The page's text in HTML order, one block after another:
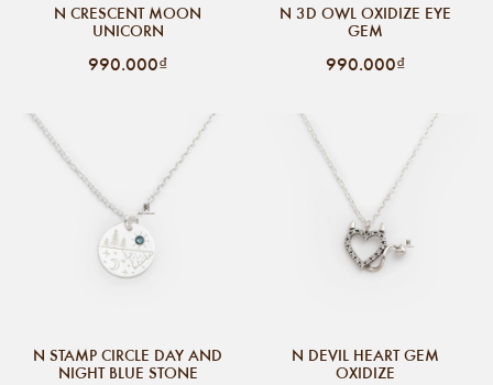
N CRESCENT MOON
UNICORN
990.000₫
N 3D OWL OXIDIZE EYE
GEM
990.000₫
N STAMP CIRCLE DAY AND
NIGHT BLUE STONE
N DEVIL HEART GEM
OXIDIZE